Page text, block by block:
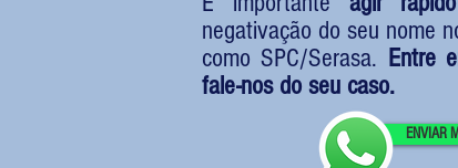
negativação do seu nome
como SPC/Serasa. Entre
fale-nos do seu caso.
ENVIAR